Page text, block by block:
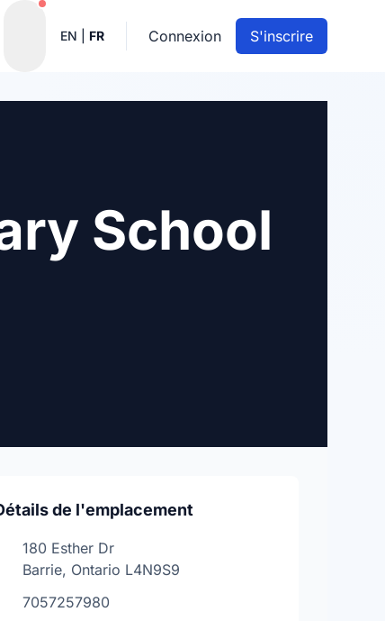
Notifications actives
EN FR Connexion S'inscrire
School
de l'emplacement
180 Esther Dr
Barrie, Ontario L4N9S9
7057257980